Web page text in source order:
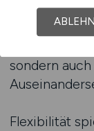
dadurch ein
ihre eigenen
sondern
Flexibilität